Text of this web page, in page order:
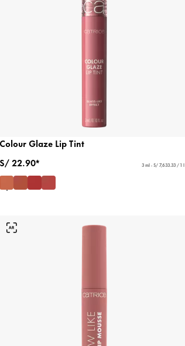
Colour Glaze Lip Tint
S/ 22.90*
3 ml - S/ 7,633.33 / 1 l